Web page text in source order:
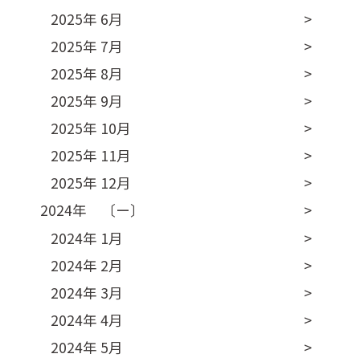
2025年 6月
2025年 7月
2025年 8月
2025年 9月
2025年 10月
2025年 11月
2025年 12月
2024年 〔ー〕
2024年 1月
2024年 2月
2024年 3月
2024年 4月
2024年 5月